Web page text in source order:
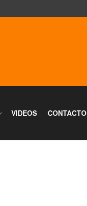
VIDEOS CONTACTO